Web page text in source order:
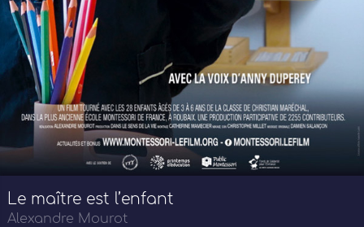
Le maître est l’enfant
Alexandre Mourot